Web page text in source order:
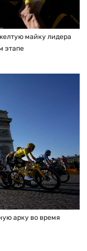
майку лидера
этапе
арку во время